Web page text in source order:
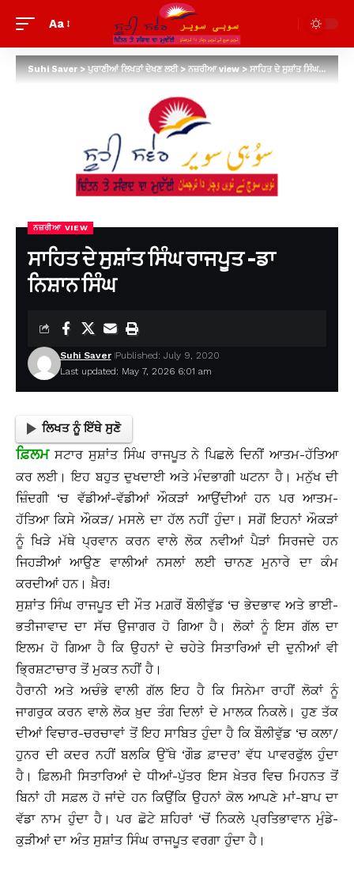
Aa
Suhi Saver>ਪੁਰਾਣੀਆਂ ਲਿਖਤਾਂ ਦੇਖਣ ਲਈ>ਨਜ਼ਰੀਆ view>ਸਾਹਿਤ ਦੇ ਸੁਸ਼ਾਂਤ ਸਿੰਘ ਰਾਜਪੂਤ -ਡਾ ਨਿਸ਼ਾਨ ਸਿੰਘ
ਨਜ਼ਰੀਆ VIEW
ਸਾਹਿਤ ਦੇ ਸੁਸ਼ਾਂਤ ਸਿੰਘ ਰਾਜਪੂਤ -ਡਾ
ਨਿਸ਼ਾਨ ਸਿੰਘ
Last updated: May 7, 2026 6:01 am
Suhi Saver Published: July 9, 2020
ਲਿਖਤ ਨੂੰ ਇੱਥੇ ਸੁਣੋ
ਫ਼ਿਲਮਸਟਾਰ ਸੁਸ਼ਾਂਤ ਸਿੰਘ ਰਾਜਪੂਤ ਨੇ ਪਿਛਲੇ ਦਿਨੀਂ ਆਤਮ-ਹੱਤਿਆ
ਕਰ ਲਈ। ਇਹ ਬਹੁਤ ਦੁਖਦਾਈ ਅਤੇ ਮੰਦਭਾਗੀ ਘਟਨਾ ਹੈ। ਮਨੁੱਖ ਦੀ
ਜ਼ਿੰਦਗੀ ‘ਚ ਵੱਡੀਆਂ-ਵੱਡੀਆਂ ਔਕੜਾਂ ਆਉਂਦੀਆਂ ਹਨ ਪਰ ਆਤਮ-
ਹੱਤਿਆ ਕਿਸੇ ਔਕੜ/ ਮਸਲੇ ਦਾ ਹੱਲ ਨਹੀਂ ਹੁੰਦਾ। ਸਗੋਂ ਇਹਨਾਂ ਔਕੜਾਂ
ਨੂੰ ਖਿੜੇ ਮੱਥੇ ਪ੍ਰਵਾਨ ਕਰਨ ਵਾਲੇ ਲੋਕ ਨਵੀਆਂ ਪੈੜਾਂ ਸਿਰਜਦੇ ਹਨ
ਜਿਹੜੀਆਂ ਆਉਣ ਵਾਲੀਆਂ ਨਸਲਾਂ ਲਈ ਚਾਨਣ ਮੁਨਾਰੇ ਦਾ ਕੰਮ
ਕਰਦੀਆਂ ਹਨ। ਖ਼ੈਰ!
ਸੁਸ਼ਾਂਤ ਸਿੰਘ ਰਾਜਪੂਤ ਦੀ ਮੌਤ ਮਗ਼ਰੋਂ ਬੌਲੀਵੁੱਡ ‘ਚ ਭੇਦਭਾਵ ਅਤੇ ਭਾਈ-
ਭਤੀਜਾਵਾਦ ਦਾ ਸੱਚ ਉਜਾਗਰ ਹੋ ਗਿਆ ਹੈ। ਲੋਕਾਂ ਨੂੰ ਇਸ ਗੱਲ ਦਾ
ਇਲਮ ਹੋ ਗਿਆ ਹੈ ਕਿ ਉਹਨਾਂ ਦੇ ਚਹੇਤੇ ਸਿਤਾਰਿਆਂ ਦੀ ਦੁਨੀਆਂ ਵੀ
ਭ੍ਰਿਸ਼ਟਾਚਾਰ ਤੋਂ ਮੁਕਤ ਨਹੀਂ ਹੈ।
ਹੈਰਾਨੀ ਅਤੇ ਅਚੰਭੇ ਵਾਲੀ ਗੱਲ ਇਹ ਹੈ ਕਿ ਸਿਨੇਮਾ ਰਾਹੀਂ ਲੋਕਾਂ ਨੂੰ
ਜਾਗਰੁਕ ਕਰਨ ਵਾਲੇ ਲੋਕ ਖ਼ੁਦ ਤੰਗ ਦਿਲਾਂ ਦੇ ਮਾਲਕ ਨਿਕਲੇ। ਹੁਣ ਤੱਕ
ਦੀਆਂ ਵਿਚਾਰ-ਚਰਚਾਵਾਂ ਤੋਂ ਇਹ ਸਾਬਿਤ ਹੁੰਦਾ ਹੈ ਕਿ ਬੌਲੀਵੁੱਡ ‘ਚ ਕਲਾ/
ਹੁਨਰ ਦੀ ਕਦਰ ਨਹੀਂ ਬਲਕਿ ਉੱਥੇ ‘ਗੌਡ ਫ਼ਾਦਰ’ ਵੱਧ ਪਾਵਰਫੁੱਲ ਹੁੰਦਾ
ਹੈ। ਫ਼ਿਲਮੀ ਸਿਤਾਰਿਆਂ ਦੇ ਧੀਆਂ-ਪੁੱਤਰ ਇਸ ਖ਼ੇਤਰ ਵਿਚ ਮਿਹਨਤ ਤੋਂ
ਬਿਨਾਂ ਹੀ ਸਫ਼ਲ ਹੋ ਜਾਂਦੇ ਹਨ ਕਿਉਂਕਿ ਉਹਨਾਂ ਕੋਲ ਆਪਣੇ ਮਾਂ-ਬਾਪ ਦਾ
ਵੱਡਾ ਨਾਮ ਹੁੰਦਾ ਹੈ। ਪਰ ਛੋਟੇ ਸ਼ਹਿਰਾਂ ‘ਚੋਂ ਨਿਕਲੇ ਪ੍ਰਤਿਭਾਵਾਨ ਮੁੰਡੇ-
ਕੁੜੀਆਂ ਦਾ ਅੰਤ ਸੁਸ਼ਾਂਤ ਸਿੰਘ ਰਾਜਪੂਤ ਵਰਗਾ ਹੁੰਦਾ ਹੈ।